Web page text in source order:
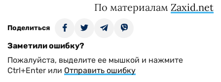
По материалам Zaxid.net
Поделиться
Заметили ошибку?
Пожалуйста, выделите ее мышкой и нажмите
Ctrl+Enter или Отправить ошибку